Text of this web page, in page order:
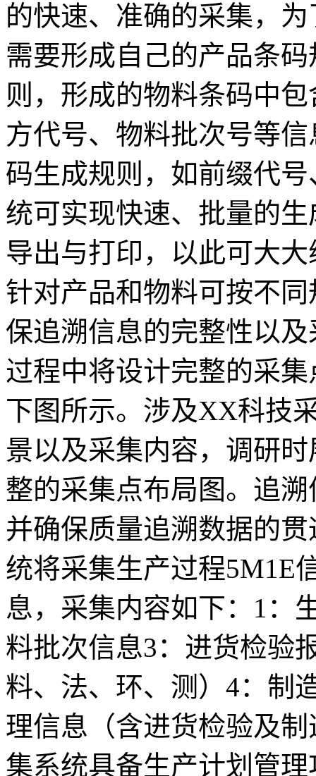
的快速、准确的采集，
需要形成自己的产品条
则，形成的物料条码中
方代号、物料批次号等
码生成规则，如前缀代
统可实现快速、批量的
导出与打印，以此可大
针对产品和物料可按不
保追溯信息的完整性以
过程中将设计完整的采
下图所示。涉及XX科技
景以及采集内容，调研
整的采集点布局图。追
并确保质量追溯数据的
统将采集生产过程5M1E
息，采集内容如下：1：
料批次信息3：进货检验
料、法、环、测）4：制
理信息（含进货检验及
集系统具备生产计划管